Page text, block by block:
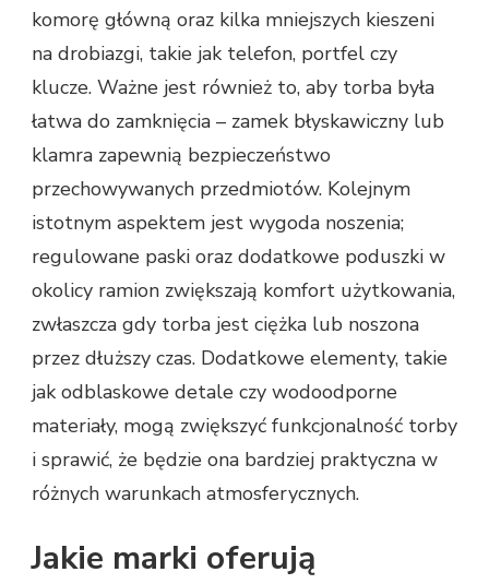
komorę główną oraz kilka mniejszych kieszeni
na drobiazgi, takie jak telefon, portfel czy
klucze. Ważne jest również to, aby torba była
łatwa do zamknięcia – zamek błyskawiczny lub
klamra zapewnią bezpieczeństwo
przechowywanych przedmiotów. Kolejnym
istotnym aspektem jest wygoda noszenia;
regulowane paski oraz dodatkowe poduszki w
okolicy ramion zwiększają komfort użytkowania,
zwłaszcza gdy torba jest ciężka lub noszona
przez dłuższy czas. Dodatkowe elementy, takie
jak odblaskowe detale czy wodoodporne
materiały, mogą zwiększyć funkcjonalność torby
i sprawić, że będzie ona bardziej praktyczna w
różnych warunkach atmosferycznych.
Jakie marki oferują